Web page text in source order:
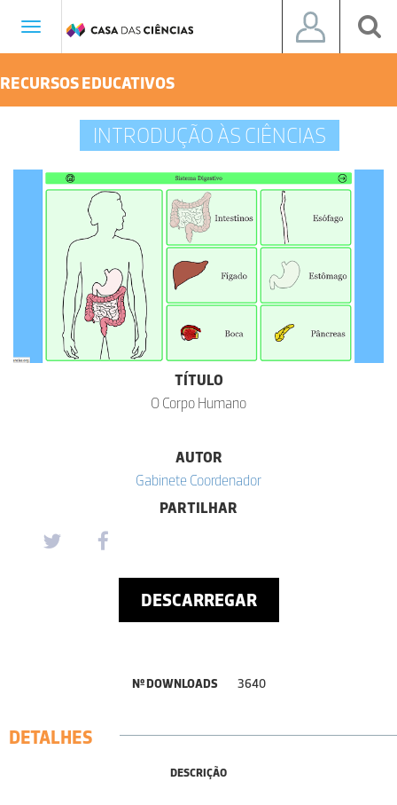
Toggle
RECURSOS EDUCATIVOS
INTRODUÇÃO ÀS CIÊNCIAS
TÍTULO
O Corpo Humano
AUTOR
Gabinete Coordenador
PARTILHAR
DESCARREGAR
Nº DOWNLOADS 3640
DETALHES
DESCRIÇÃO